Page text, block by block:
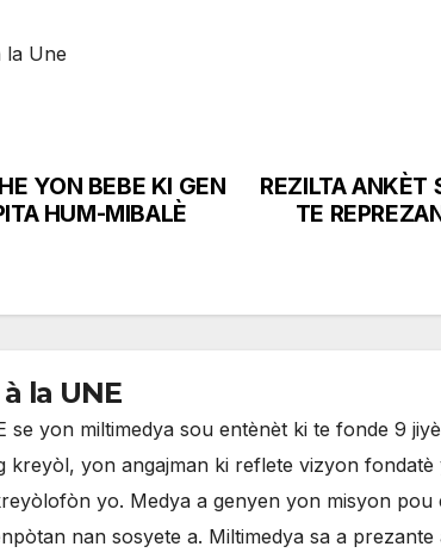
la Une
REZILTA ANKÈT
TE
YON BEBE KI GEN
HUM-MIBALÈ
la UNE
se yon miltimedya sou entènèt ki te fonde 9
kreyòl, yon angajman ki reflete vizyon
yo. Medya a genyen yon misyon pou
nan sosyete a. Miltimedya sa a